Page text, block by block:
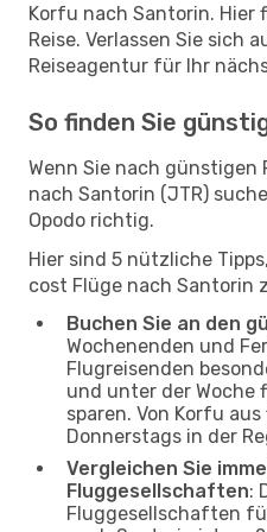
Korfu nach Santorin. Hier
Reise. Verlassen Sie sich
Reiseagentur für Ihr
So finden Sie
Wenn Sie nach günstigen
nach Santorin (JTR)
Opodo richtig.
Hier sind 5 nützliche
cost Flüge nach Santorin
Buchen Sie an den
Wochenenden und
Flugreisenden
und unter der
sparen. Von Korfu
Donnerstags in der
Vergleichen Sie
Fluggesellschaften:
Fluggesellschaften